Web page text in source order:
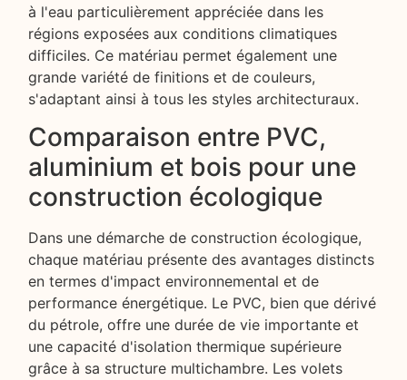
à l'eau particulièrement appréciée dans les
régions exposées aux conditions climatiques
difficiles. Ce matériau permet également une
grande variété de finitions et de couleurs,
s'adaptant ainsi à tous les styles architecturaux.
Comparaison entre PVC,
aluminium et bois pour une
construction écologique
Dans une démarche de construction écologique,
chaque matériau présente des avantages distincts
en termes d'impact environnemental et de
performance énergétique. Le PVC, bien que dérivé
du pétrole, offre une durée de vie importante et
une capacité d'isolation thermique supérieure
grâce à sa structure multichambre. Les volets